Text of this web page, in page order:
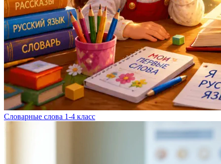
Словарные слова 1-4 класс